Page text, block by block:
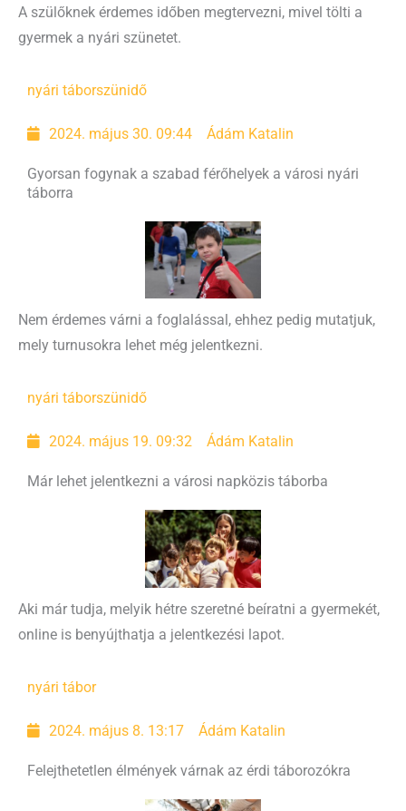
A szülőknek érdemes időben megtervezni, mivel tölti a
gyermek a nyári szünetet.
nyári táborszünidő
2024. május 30. 09:44 Ádám Katalin
Gyorsan fogynak a szabad férőhelyek a városi nyári
táborra
Nem érdemes várni a foglalással, ehhez pedig mutatjuk,
mely turnusokra lehet még jelentkezni.
nyári táborszünidő
2024. május 19. 09:32 Ádám Katalin
Már lehet jelentkezni a városi napközis táborba
Aki már tudja, melyik hétre szeretné beíratni a gyermekét,
online is benyújthatja a jelentkezési lapot.
nyári tábor
2024. május 8. 13:17 Ádám Katalin
Felejthetetlen élmények várnak az érdi táborozókra